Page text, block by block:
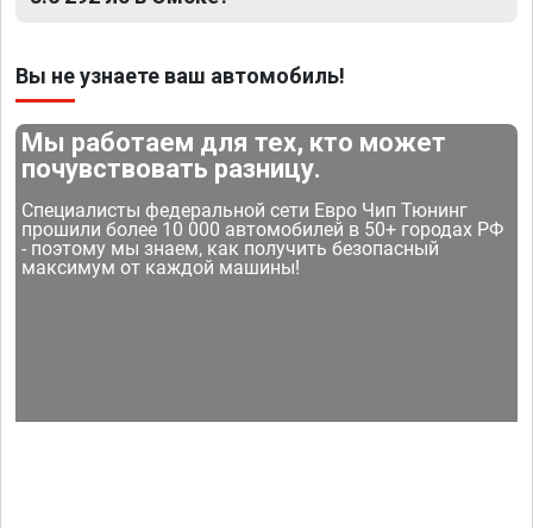
Вы не узнаете ваш автомобиль!
Мы работаем для тех, кто может
почувствовать разницу.
Специалисты федеральной сети Евро Чип Тюнинг
прошили более 10 000 автомобилей в 50+ городах РФ
- поэтому мы знаем, как получить безопасный
максимум от каждой машины!